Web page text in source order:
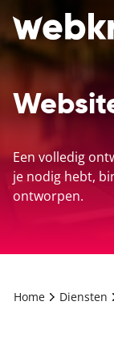
Een volledig
je nodig hebt,
ontworpen.
Home Diensten